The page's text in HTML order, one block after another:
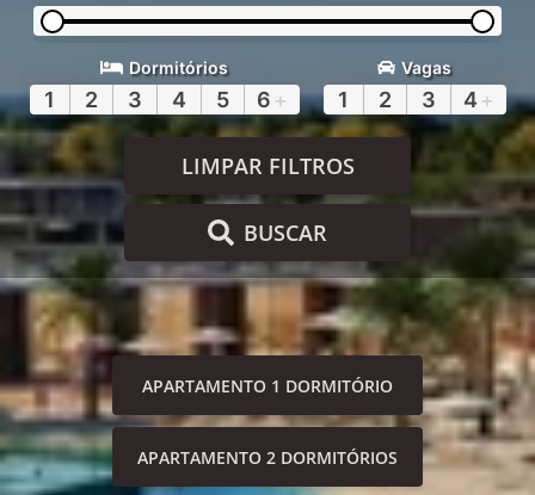
Dormitórios
1 2 3 4 5 6 +
Vagas
1 2 3 4 +
LIMPAR FILTROS
BUSCAR
APARTAMENTO 1 DORMITÓRIO
APARTAMENTO 2 DORMITÓRIOS